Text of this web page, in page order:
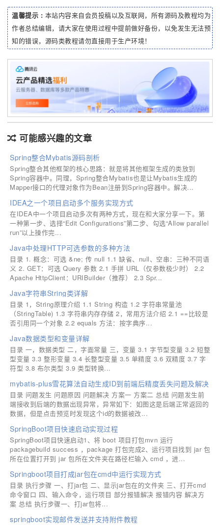
温馨提示 : 本站内容来自会员投稿以及互联网，所有源码及教程均为
作者总结编辑，请大家在使用过程中提前做好备份，以免发生无法预
知的错误，源码类教程请勿直接用于生产环境！
可能感兴趣的文章
Spring整合Mybatis源码剖析
Spring整合其他框架的核心思路：就是将其他框架生成的类放到
Spring容器中。同理，Spring整合Mybatis也是让Mybatis生成的
Mapper接口的代理对象作为Bean注册到Spring容器中。解决...
IDEA之一个项目启动多个服务实现方式
在IDEA中一个项目启动多次有两种方式，现在和大家分享一下。第
一种第一步、选择“Edit Configurations”第二步、勾选“Allow parallel
run”以上操作完...
Java中处理HTTP可选参数的多种方法
目录 1. 概念：可选 &ne; 传 null 1.1 缺省、null、空串：三种不同语
义 2. GET：可选 Query 参数 2.1 手拼 URL（仅参数极少时） 2.2
Apache HttpClient：URIBuilder（推荐） 2.3 Spr...
Java字符串String类详解
目录 1，String原理介绍 1.1 String 构造 1.2 字符串常量池
（StringTable) 1.3 字符串内存存储 2，常用方法介绍 2.1 ==比较是
否引用同一个对象 2.2 equals 方法：按字典序...
Java数据类型和变量详解
目录 一，数据类型 二，字面常量 三，变量 3.1 字节型变量 3.2 短整
型变量 3.3 整形变量 3.4 长整型变量 3.5 单精度 3.6 双精度 3.7 字
符型 3.8 布尔类型 3.9 类型转换...
mybatis-plus雪花算法自动生成ID到前端后精度丢失问题及解决
目录 问题发生 问题原因 问题解决 方案一 方案二 总结 问题发生前
端接收到后端的数据出现异常，异常如下：如图这是后端正常返回的
数据，但是点击预览时发现这个id的数据被改...
SpringBoot项目快速启动实现过程
SpringBoot项目快速启动1、将 boot 项目打包mvn 运行
packagebuild success ，package 打包完成2、运行项目找到 jar 包
所在位置打开到 jar 包所在文件夹在路径栏输入 cmd ，进...
Springboot项目打成jar包在cmd中运行实现方式
目录 执行步骤 一、打jar包 二、显示jar包在的文件夹 三、打开cmd
命令窗口 四、输入命令，运行项目 部分报错解决 报错内容 解决方
案 总结 执行步骤一、打jar包将...
springboot实现邮件发送并支持附件教程